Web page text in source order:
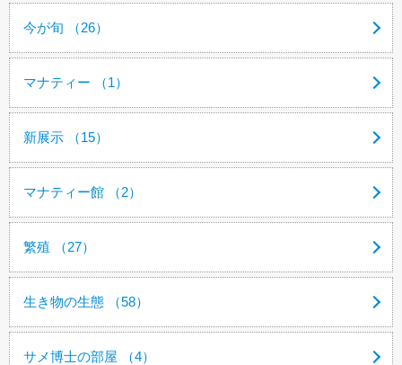
今が旬 （26）
マナティー （1）
新展示 （15）
マナティー館 （2）
繁殖 （27）
生き物の生態 （58）
サメ博士の部屋 （4）